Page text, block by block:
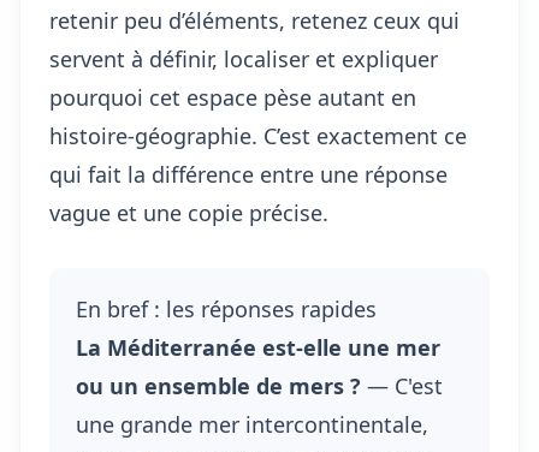
retenir peu d’éléments, retenez ceux qui
servent à définir, localiser et expliquer
pourquoi cet espace pèse autant en
histoire-géographie. C’est exactement ce
qui fait la différence entre une réponse
vague et une copie précise.
En bref : les réponses rapides
La Méditerranée est-elle une mer
ou un ensemble de mers ? — C'est
une grande mer intercontinentale,